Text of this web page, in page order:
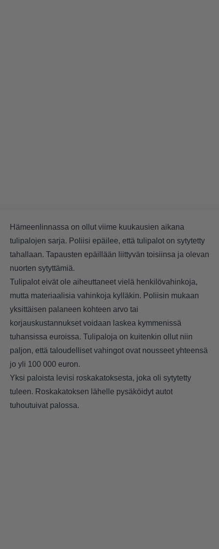
Hämeenlinnassa on ollut viime kuukausien aikana
tulipalojen sarja. Poliisi epäilee, että tulipalot on sytytetty
tahallaan. Tapausten epäillään liittyvän toisiinsa ja olevan
nuorten sytyttämiä.
Tulipalot eivät ole aiheuttaneet vielä henkilövahinkoja,
mutta materiaalisia vahinkoja kylläkin. Poliisin mukaan
yksittäisen palaneen kohteen arvo tai
korjauskustannukset voidaan laskea kymmenissä
tuhansissa euroissa. Tulipaloja on kuitenkin ollut niin
paljon, että taloudelliset vahingot ovat nousseet yhteensä
jo yli 100 000 euron.
Yksi paloista levisi roskakatoksesta, joka oli sytytetty
tuleen. Roskakatoksen lähelle pysäköidyt autot
tuhoutuivat palossa.